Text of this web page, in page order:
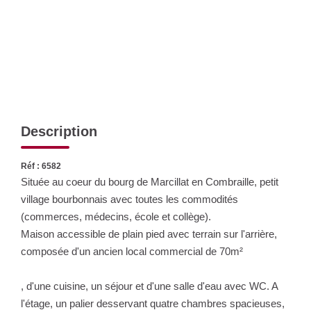
Description
Réf : 6582
Située au coeur du bourg de Marcillat en Combraille, petit
village bourbonnais avec toutes les commodités
(commerces, médecins, école et collège).
Maison accessible de plain pied avec terrain sur l'arrière,
composée d'un ancien local commercial de 70m²
, d'une cuisine, un séjour et d'une salle d'eau avec WC. A
l'étage, un palier desservant quatre chambres spacieuses,